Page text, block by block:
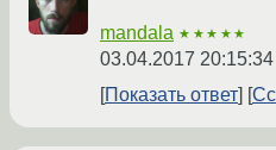
mandala ★★★★★
03.04.2017
Показать ответ